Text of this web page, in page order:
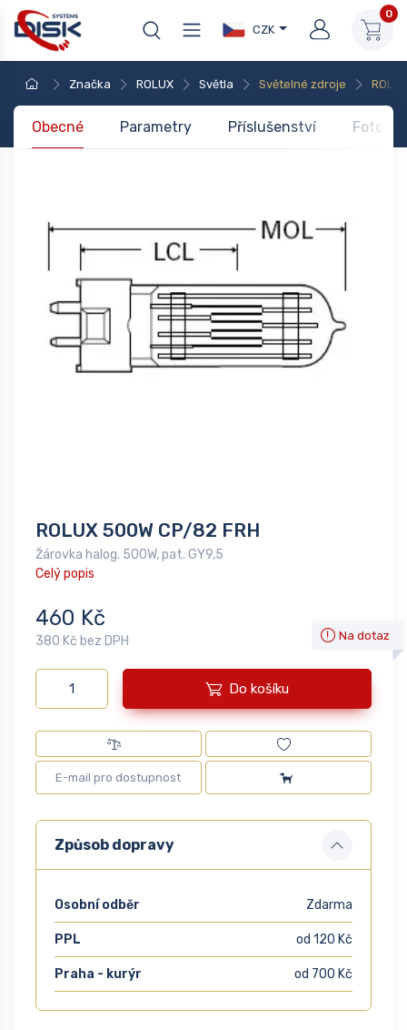
CZK
0
Značka ROLUX Světla Světelné zdroje
Obecné Parametry Příslušenství Foto
ROLUX 500W CP/82 FRH
Žárovka halog. 500W, pat. GY9,5
Celý popis
460 Kč
380 Kč bez DPH Na dotaz
Do košíku
Způsob dopravy
Osobní odběr Zdarma
PPL od 120 Kč
Praha - kurýr od 700 Kč